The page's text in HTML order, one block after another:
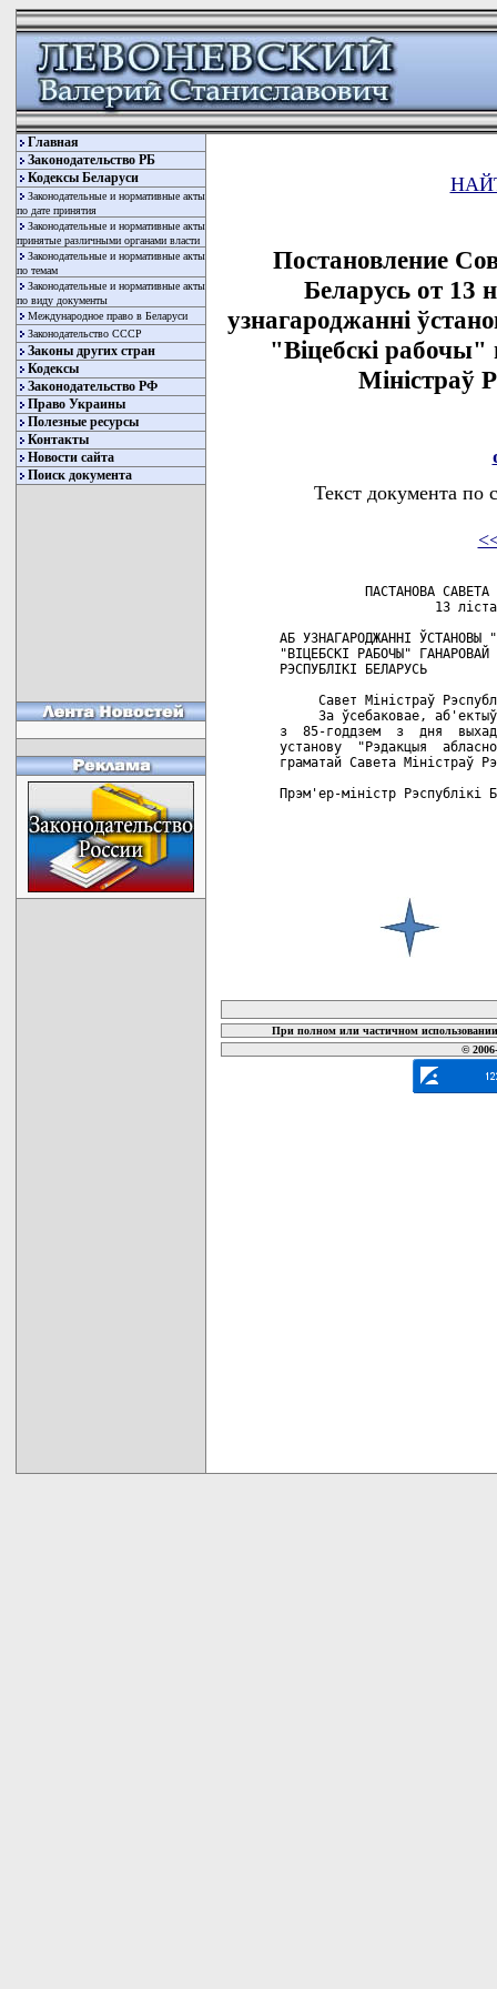
Главная
Законодательство РБ
Кодексы Беларуси
Законодательные и нормативные акты
по дате принятия
Законодательные и нормативные акты
принятые различными органами власти
Законодательные и нормативные акты
по темам
Законодательные и нормативные акты
по виду документы
Международное право в Беларуси
Законодательство СССР
Законы других стран
Кодексы
Законодательство РФ
Право Украины
Полезные ресурсы
Контакты
Новости сайта
Поиск документа
Постановление
Беларусь от 13
узнагароджаннi
"Вiцебскi рабочы"
Мiнiстраў
Текст документа по
ПАСТАНОВА САВЕТА
13
АБ УЗНАГАРОДЖАННI ЎСТАНОВЫ
"ВIЦЕБСКI РАБОЧЫ" ГАНАРОВАЙ
РЭСПУБЛIКI БЕЛАРУСЬ
Савет Miнicтpaў
За ўсебаковае,
з  85-годдзем  з  дня
установу  "Рэдакцыя
граматай Савета Miнiстpaў
Прэм'ер-мiнiстр
При полном или частичном
©